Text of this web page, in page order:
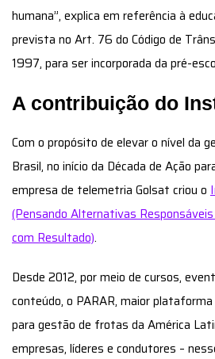
humana”, explica em referência à
prevista no Art. 76 do Código de
1997, para ser incorporada da pré-
A contribuição do
Com o propósito de elevar o nível da
Brasil, no início da Década de Ação
empresa de telemetria Golsat criou o
(Pensando Alternativas
com Resultado).
Desde 2012, por meio de cursos,
conteúdo, o PARAR, maior
para gestão de frotas da América
empresas, líderes e condutores –